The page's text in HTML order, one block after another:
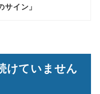
イン」
けていません